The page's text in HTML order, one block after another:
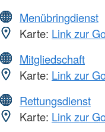
Menübringdienst
Karte: Link zur
Mitgliedschaft
Karte: Link zur
Rettungsdienst
Karte: Link zur